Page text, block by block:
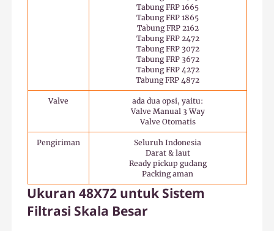
Tabung FRP 1665
Tabung FRP 1865
Tabung FRP 2162
Tabung FRP 2472
Tabung FRP 3072
Tabung FRP 3672
Tabung FRP 4272
Tabung FRP 4872
Valve
ada dua opsi, yaitu:
Valve Manual 3 Way
Valve Otomatis
Pengiriman
Seluruh Indonesia
Darat & laut
Ready pickup gudang
Packing aman
Ukuran 48X72 untuk Sistem
Filtrasi Skala Besar